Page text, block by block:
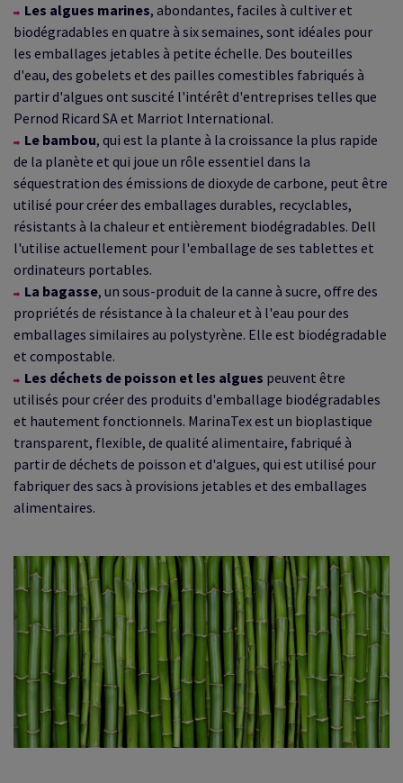
Les algues marines, abondantes, faciles à cultiver et
biodégradables en quatre à six semaines, sont idéales pour
les emballages jetables à petite échelle. Des bouteilles
d'eau, des gobelets et des pailles comestibles fabriqués à
partir d'algues ont suscité l'intérêt d'entreprises telles que
Pernod Ricard SA et Marriot International.
Le bambou, qui est la plante à la croissance la plus rapide
de la planète et qui joue un rôle essentiel dans la
séquestration des émissions de dioxyde de carbone, peut être
utilisé pour créer des emballages durables, recyclables,
résistants à la chaleur et entièrement biodégradables. Dell
l'utilise actuellement pour l'emballage de ses tablettes et
ordinateurs portables.
La bagasse, un sous-produit de la canne à sucre, offre des
propriétés de résistance à la chaleur et à l'eau pour des
emballages similaires au polystyrène. Elle est biodégradable
et compostable.
Les déchets de poisson et les algues peuvent être
utilisés pour créer des produits d'emballage biodégradables
et hautement fonctionnels. MarinaTex est un bioplastique
transparent, flexible, de qualité alimentaire, fabriqué à
partir de déchets de poisson et d'algues, qui est utilisé pour
fabriquer des sacs à provisions jetables et des emballages
alimentaires.